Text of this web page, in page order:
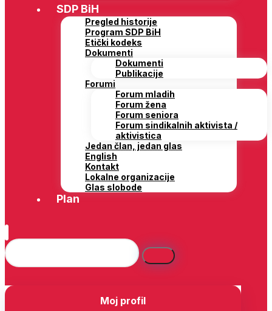
SDP BiH
Pregled historije
Program SDP BiH
Etički kodeks
Dokumenti
Dokumenti
Publikacije
Forumi
Forum mladih
Forum žena
Forum seniora
Forum sindikalnih aktivista /
aktivistica
Jedan član, jedan glas
English
Kontakt
Lokalne organizacije
Glas slobode
Plan
Moj profil